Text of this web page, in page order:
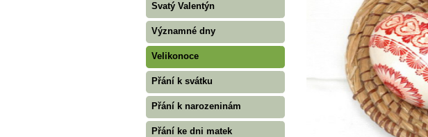
Svatý Valentýn
Významné dny
Velikonoce
Přání k svátku
Přání k narozeninám
Přání ke dni matek